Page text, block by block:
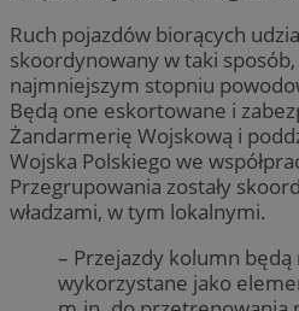
Ruch pojazdów biorących
skoordynowany w taki
najmniejszym stopniu
Będą one eskortowane i
Żandarmerię Wojskową i
Wojska Polskiego we
Przegrupowania zostały
władzami, w tym lokalnymi.
– Przejazdy kolumn
wykorzystane jako